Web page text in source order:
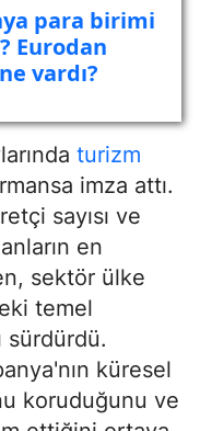
para birimi
Eurodan
vardı?
turizm
imza attı.
sayısı ve
en
sektör ülke
temel
sürdürdü.
küresel
koruduğunu ve